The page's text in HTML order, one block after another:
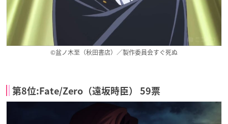
©盆ノ木至（秋田書店）／製作委員会すぐ死ぬ
第8位:Fate/Zero（遠坂時臣） 59票